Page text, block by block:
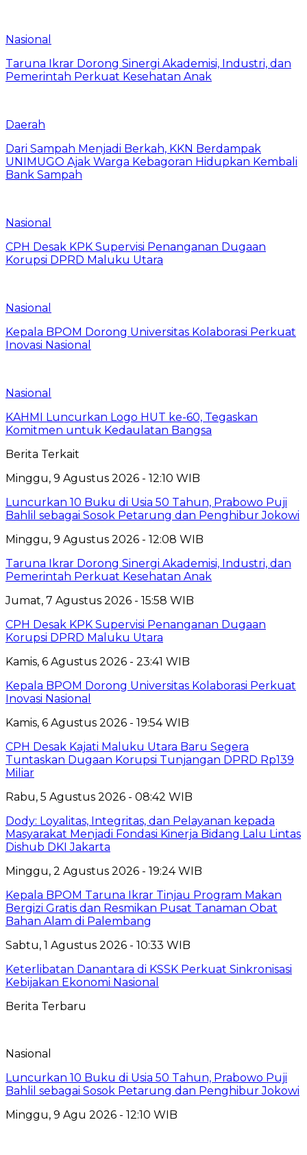
Nasional
Taruna Ikrar Dorong Sinergi Akademisi, Industri, dan
Pemerintah Perkuat Kesehatan Anak
Daerah
Dari Sampah Menjadi Berkah, KKN Berdampak
UNIMUGO Ajak Warga Kebagoran Hidupkan Kembali
Bank Sampah
Nasional
CPH Desak KPK Supervisi Penanganan Dugaan
Korupsi DPRD Maluku Utara
Nasional
Kepala BPOM Dorong Universitas Kolaborasi Perkuat
Inovasi Nasional
Nasional
KAHMI Luncurkan Logo HUT ke-60, Tegaskan
Komitmen untuk Kedaulatan Bangsa
Berita Terkait
Minggu, 9 Agustus 2026 - 12:10 WIB
Luncurkan 10 Buku di Usia 50 Tahun, Prabowo Puji
Bahlil sebagai Sosok Petarung dan Penghibur Jokowi
Minggu, 9 Agustus 2026 - 12:08 WIB
Taruna Ikrar Dorong Sinergi Akademisi, Industri, dan
Pemerintah Perkuat Kesehatan Anak
Jumat, 7 Agustus 2026 - 15:58 WIB
CPH Desak KPK Supervisi Penanganan Dugaan
Korupsi DPRD Maluku Utara
Kamis, 6 Agustus 2026 - 23:41 WIB
Kepala BPOM Dorong Universitas Kolaborasi Perkuat
Inovasi Nasional
Kamis, 6 Agustus 2026 - 19:54 WIB
CPH Desak Kajati Maluku Utara Baru Segera
Tuntaskan Dugaan Korupsi Tunjangan DPRD Rp139
Miliar
Rabu, 5 Agustus 2026 - 08:42 WIB
Dody: Loyalitas, Integritas, dan Pelayanan kepada
Masyarakat Menjadi Fondasi Kinerja Bidang Lalu Lintas
Dishub DKI Jakarta
Minggu, 2 Agustus 2026 - 19:24 WIB
Kepala BPOM Taruna Ikrar Tinjau Program Makan
Bergizi Gratis dan Resmikan Pusat Tanaman Obat
Bahan Alam di Palembang
Sabtu, 1 Agustus 2026 - 10:33 WIB
Keterlibatan Danantara di KSSK Perkuat Sinkronisasi
Kebijakan Ekonomi Nasional
Berita Terbaru
Nasional
Luncurkan 10 Buku di Usia 50 Tahun, Prabowo Puji
Bahlil sebagai Sosok Petarung dan Penghibur Jokowi
Minggu, 9 Agu 2026 - 12:10 WIB